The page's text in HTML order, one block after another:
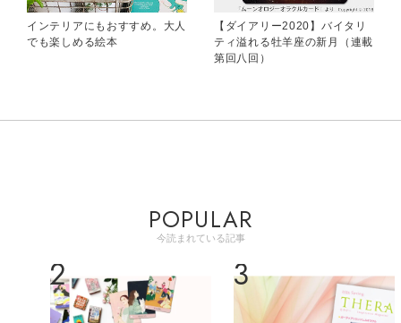
インテリアにもおすすめ。大人
でも楽しめる絵本
【ダイアリー2020】バイタリ
ティ溢れる牡羊座の新月（連載
第回八回）
POPULAR
今読まれている記事
2 3